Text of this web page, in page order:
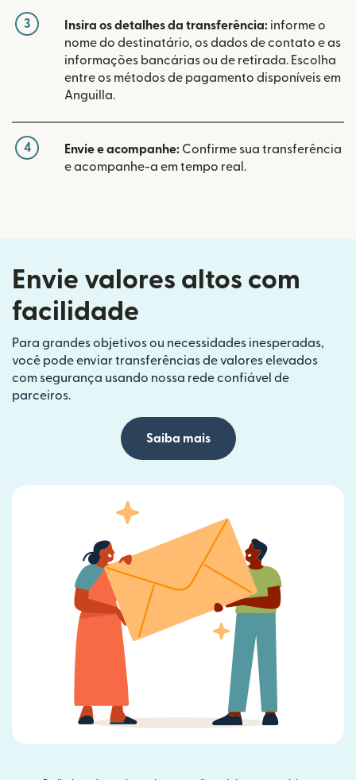
3 Insira os detalhes da transferência: informe o
nome do destinatário, os dados de contato e as
informações bancárias ou de retirada. Escolha
entre os métodos de pagamento disponíveis em
Anguilla.
4 Envie e acompanhe: Confirme sua transferência
e acompanhe-a em tempo real.
Envie valores altos com
facilidade
Para grandes objetivos ou necessidades inesperadas,
você pode enviar transferências de valores elevados
com segurança usando nossa rede confiável de
parceiros.
Saiba mais